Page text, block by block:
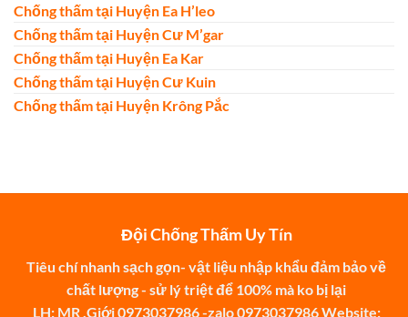
Chống thấm tại Huyện Ea H’leo
Chống thấm tại Huyện Cư M’gar
Chống thấm tại Huyện Ea Kar
Chống thấm tại Huyện Cư Kuin
Chống thấm tại Huyện Krông Pắc
Đội Chống Thấm Uy Tín
Tiêu chí nhanh sạch gọn- vật liệu nhập khẩu đảm bảo về
chất lượng - sử lý triệt để 100% mà ko bị lại
LH: MR .Giới 0973037986 -zalo 0973037986 Website: